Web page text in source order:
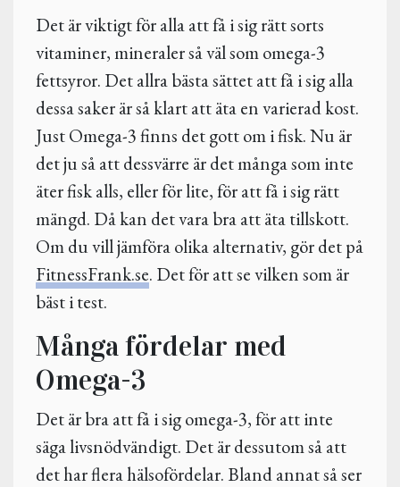
Det är viktigt för alla att få i sig rätt sorts
vitaminer, mineraler så väl som omega-3
fettsyror. Det allra bästa sättet att få i sig alla
dessa saker är så klart att äta en varierad kost.
Just Omega-3 finns det gott om i fisk. Nu är
det ju så att dessvärre är det många som inte
äter fisk alls, eller för lite, för att få i sig rätt
mängd. Då kan det vara bra att äta tillskott.
Om du vill jämföra olika alternativ, gör det på
FitnessFrank.se. Det för att se vilken som är
bäst i test.
Många fördelar med
Omega-3
Det är bra att få i sig omega-3, för att inte
säga livsnödvändigt. Det är dessutom så att
det har flera hälsofördelar. Bland annat så ser